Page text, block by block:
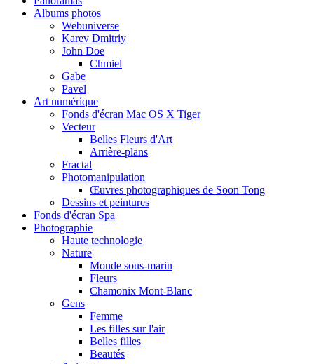
Albums photos
Webuniverse
Karev Dmitriy
John Doe
Chmiel
Gabe
Pavel
Art numérique
Fonds d'écran Mac OS X Tiger
Vecteur
Belles Fleurs d'Art
Arrière-plans
Fractal
Photomanipulation
Œuvres photographiques de Soon Tong
Dessins et peintures
Fonds d'écran Spa
Photographie
Haute technologie
Nature
Monde sous-marin
Fleurs
Chamonix Mont-Blanc
Gens
Femme
Les filles sur l'air
Belles filles
Beautés